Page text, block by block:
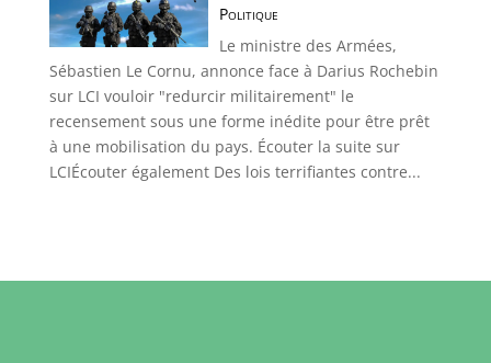
Politique
Le ministre des Armées,
Sébastien Le Cornu, annonce face à Darius Rochebin
sur LCI vouloir "redurcir militairement" le
recensement sous une forme inédite pour être prêt
à une mobilisation du pays. Écouter la suite sur
LCIÉcouter également Des lois terrifiantes contre...